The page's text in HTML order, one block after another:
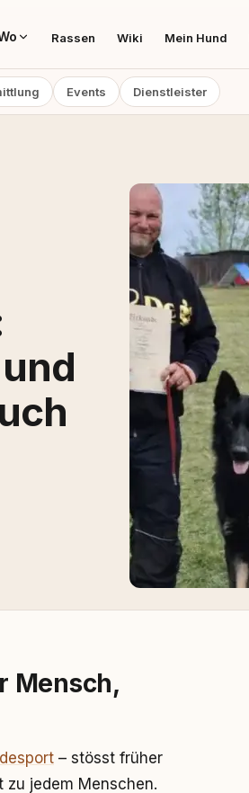
Rassen Wiki Mein Hund
Events Dienstleister
Mensch,
– stösst früher
zu jedem Menschen.